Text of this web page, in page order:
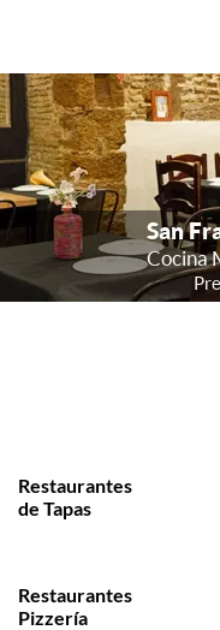
Restaurantes
de Tapas
Restaurantes
Pizzería